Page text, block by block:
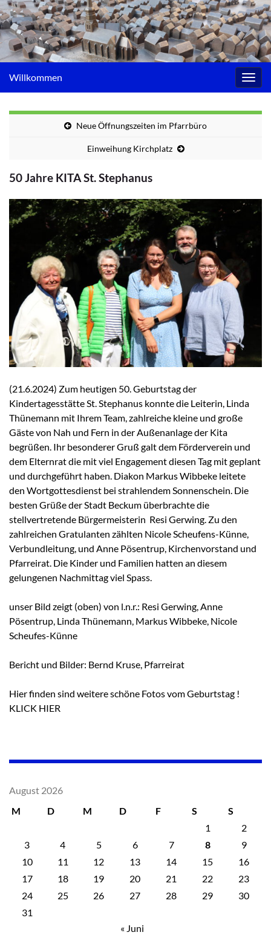
Willkommen
Neue Öffnungszeiten im Pfarrbüro
Einweihung Kirchplatz
50 Jahre KITA St. Stephanus
(21.6.2024) Zum heutigen 50. Geburtstag der
Kindertagesstätte St. Stephanus konnte die Leiterin, Linda
Thünemann mit Ihrem Team, zahlreiche kleine und große
Gäste von Nah und Fern in der Außenanlage der Kita
begrüßen. Ihr besonderer Gruß galt dem Förderverein und
dem Elternrat die mit viel Engagement diesen Tag mit geplant
und durchgeführt haben. Diakon Markus Wibbeke leitete
den Wortgottesdienst bei strahlendem Sonnenschein. Die
besten Grüße der Stadt Beckum überbrachte die
stellvertretende Bürgermeisterin Resi Gerwing. Zu den
zahlreichen Gratulanten zählten Nicole Scheufens-Künne,
Verbundleitung, und Anne Pösentrup, Kirchenvorstand und
Pfarreirat. Die Kinder und Familien hatten an diesem
gelungenen Nachmittag viel Spass.
unser Bild zeigt (oben) von l.n.r.: Resi Gerwing, Anne
Pösentrup, Linda Thünemann, Markus Wibbeke, Nicole
Scheufes-Künne
Bericht und Bilder: Bernd Kruse, Pfarreirat
Hier finden sind weitere schöne Fotos vom Geburtstag !
KLICK HIER
August 2026
M
D M D F S
S
1
2
3
4 5 6 7 8
9
10
11 12 13 14 15
16
17
18 19 20 21 22
23
24
25 26 27 28 29
30
31
« Juni